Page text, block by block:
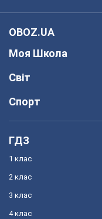
OBOZ.UA
Моя Школа
Світ
Спорт
ГДЗ
1 клас
2 клас
3 клас
4 клас